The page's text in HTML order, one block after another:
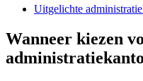
Uitgelichte
Wanneer kiezen